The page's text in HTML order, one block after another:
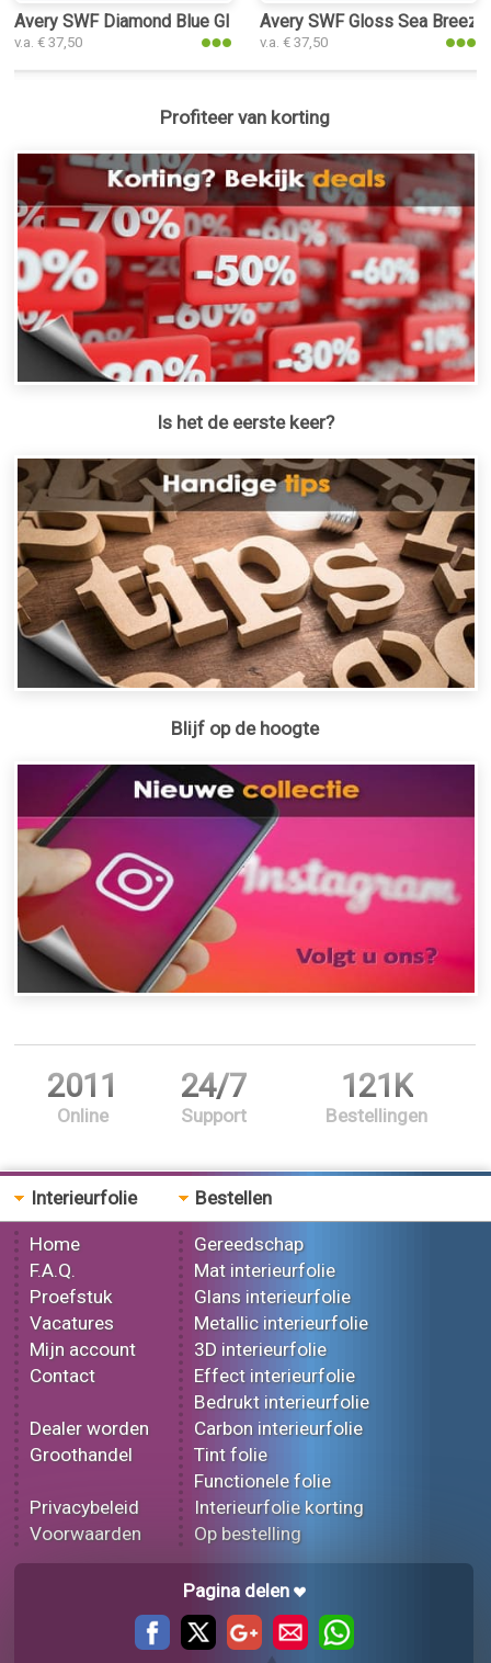
Avery SWF Diamond Blue Gloss interieurfolie
v.a. € 37,50
Avery SWF Gloss Sea
v.a. € 37,50
Profiteer van korting
Is het de eerste keer?
Blijf op de hoogte
2011
Online
24/7
Support
121K
Bestellingen
Interieurfolie
Home
F.A.Q.
Proefstuk
Vacatures
Mijn account
Contact
Dealer worden
Groothandel
Privacybeleid
Voorwaarden
Bestellen
Gereedschap
Mat interieurfolie
Glans interieurfolie
Metallic interieurfolie
3D interieurfolie
Effect interieurfolie
Bedrukt interieurfolie
Carbon interieurfolie
Tint folie
Functionele folie
Interieurfolie korting
Op bestelling
Pagina delen